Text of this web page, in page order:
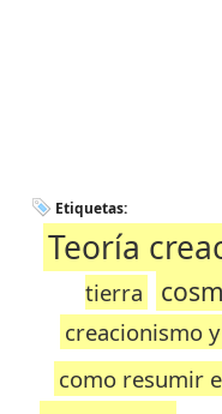
Etiquetas:
Teoría
tierra
creacionismo
como resumir